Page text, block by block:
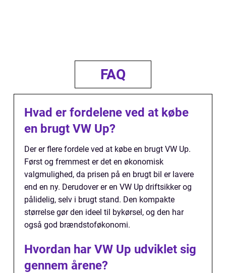
FAQ
Hvad er fordelene ved at købe
en brugt VW Up?
Der er flere fordele ved at købe en brugt VW Up.
Først og fremmest er det en økonomisk
valgmulighed, da prisen på en brugt bil er lavere
end en ny. Derudover er en VW Up driftsikker og
pålidelig, selv i brugt stand. Den kompakte
størrelse gør den ideel til bykørsel, og den har
også god brændstoføkonomi.
Hvordan har VW Up udviklet sig
gennem årene?